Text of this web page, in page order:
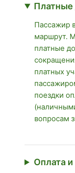
Платные
Пассажир
маршрут.
платные
платных
поездки
вопросам
Оплата